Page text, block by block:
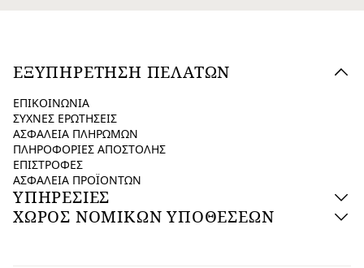
ΕΞΥΠΗΡΕΤΗΣΗ ΠΕΛΑΤΩΝ
ΕΠΙΚΟΙΝΩΝΙΑ
ΣΥΧΝΕΣ ΕΡΩΤΗΣΕΙΣ
ΑΣΦΑΛΕΙΑ ΠΛΗΡΩΜΩΝ
ΠΛΗΡΟΦΟΡΙΕΣ ΑΠΟΣΤΟΛΗΣ
ΕΠΙΣΤΡΟΦΕΣ
ΑΣΦΑΛΕΙΑ ΠΡΟΪΟΝΤΩΝ
ΥΠΗΡΕΣΙΕΣ
ΧΩΡΟΣ ΝΟΜΙΚΩΝ ΥΠΟΘΕΣΕΩΝ